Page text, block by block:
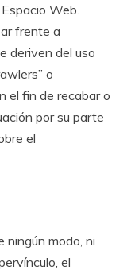
Web.
frente a
deriven del uso
o
el fin de recabar o
por su parte
el
ningún modo, ni
el